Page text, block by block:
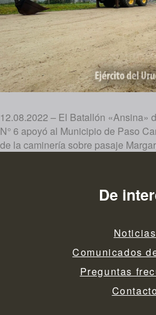
12.08.2022 – El Batallón «Ansina»
N° 6 apoyó al Municipio de Paso
de la caminería sobre pasaje
De
Noticias
Comunicados
Preguntas